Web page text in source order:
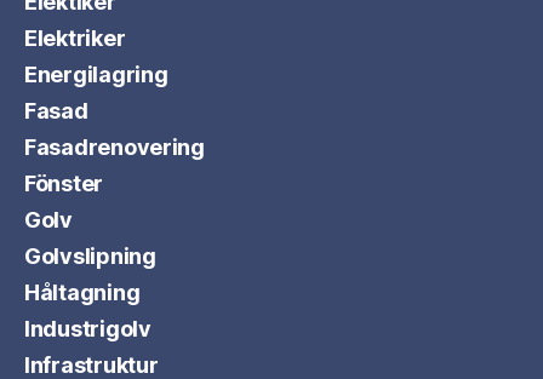
Elektriker
Energilagring
Fasad
Fasadrenovering
Fönster
Golv
Golvslipning
Håltagning
Industrigolv
Infrastruktur